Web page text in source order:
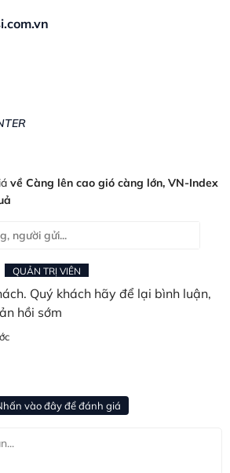
về Càng lên cao gió càng lớn, VN-Index
QUẢN TRỊ VIÊN
Quý khách hãy để lại bình luận,
hồi sớm
vào đây để đánh giá